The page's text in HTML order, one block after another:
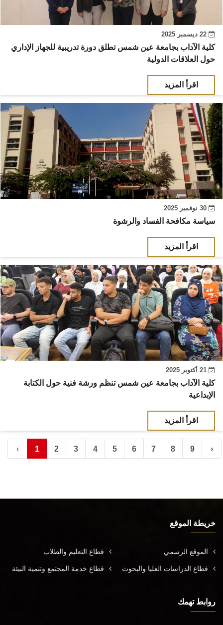
كلية الآداب بجامعة عين شمس تطلق دورة تدريبية للجهاز الإداري
حول العلاقات الدولية
اقرأ المزيد
سياسة مكافحة الفساد والرشوة
اقرأ المزيد
كلية الآداب بجامعة عين شمس تنظم ورشة فنية حول الكتابة
الإبداعية
اقرأ المزيد
‹ 1 2 3 4 5 6 7 8 9 ›
خريطة الموقع
الموقع الرسمي قطاع التعليم والطلاب
قطاع الدراسات العليا والبحوث قطاع خدمة المجتمع وتنمية البيئة
روابط تهمك